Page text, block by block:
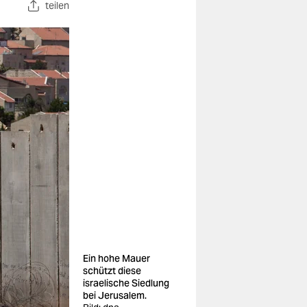
teilen
Ein hohe Mauer
schützt diese
israelische Siedlung
bei Jerusalem.